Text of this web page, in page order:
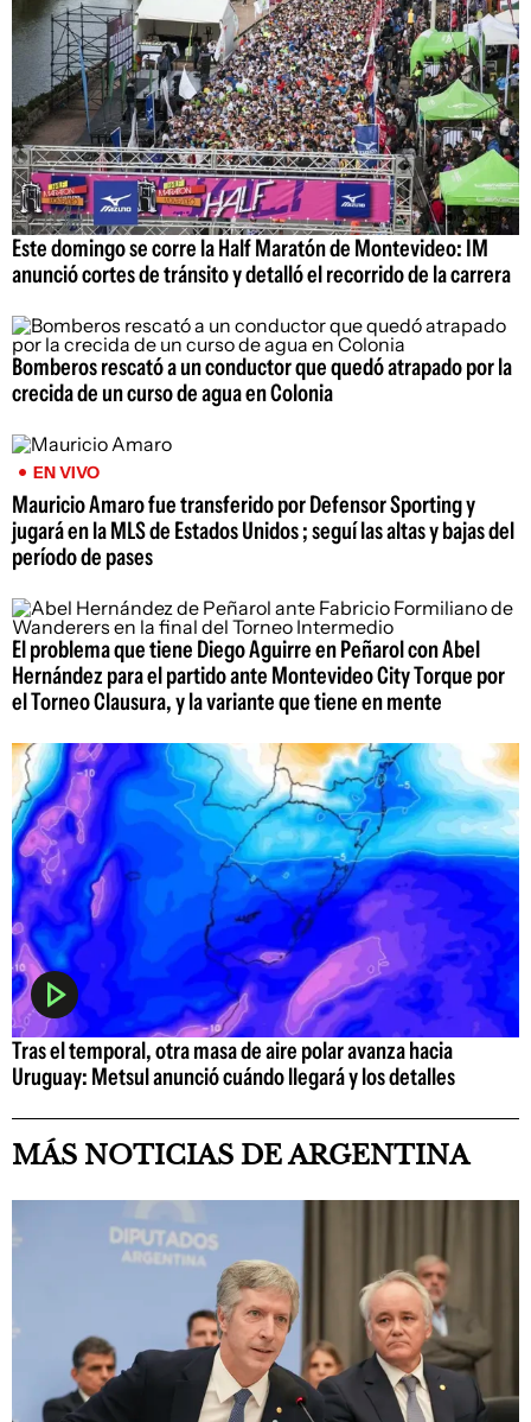
Este domingo se corre la Half Maratón de Montevideo: IM
anunció cortes de tránsito y detalló el recorrido de la carrera
Bomberos rescató a un conductor que quedó atrapado por la
crecida de un curso de agua en Colonia
EN VIVO
Mauricio Amaro fue transferido por Defensor Sporting y
jugará en la MLS de Estados Unidos ; seguí las altas y bajas del
período de pases
El problema que tiene Diego Aguirre en Peñarol con Abel
Hernández para el partido ante Montevideo City Torque por
el Torneo Clausura, y la variante que tiene en mente
Tras el temporal, otra masa de aire polar avanza hacia
Uruguay: Metsul anunció cuándo llegará y los detalles
MÁS NOTICIAS DE ARGENTINA